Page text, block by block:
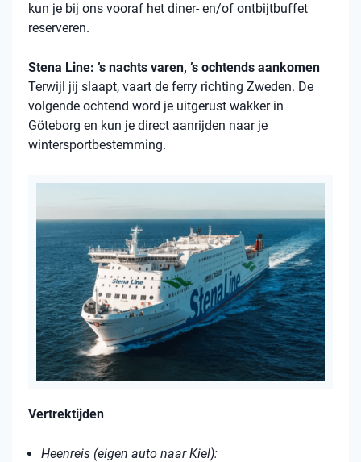
kun je bij ons vooraf het diner- en/of ontbijtbuffet
reserveren.
Stena Line: ’s nachts varen, ’s ochtends aankomen
Terwijl jij slaapt, vaart de ferry richting Zweden. De
volgende ochtend word je uitgerust wakker in
Göteborg en kun je direct aanrijden naar je
wintersportbestemming.
Vertrektijden
Heenreis (eigen auto naar Kiel):